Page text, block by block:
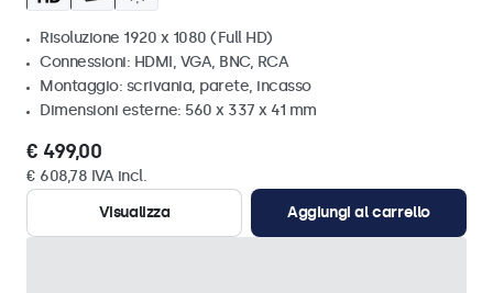
Risoluzione 1920 x 1080 (Full HD)
Connessioni: HDMI, VGA, BNC, RCA
Montaggio: scrivania, parete, incasso
Dimensioni esterne: 560 x 337 x 41 mm
€ 499,00
€ 608,78 IVA incl.
Visualizza
Aggiungi al carrello